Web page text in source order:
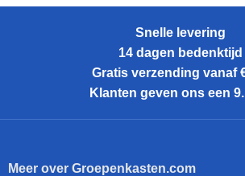
Snelle levering
14 dagen bedenktijd
Gratis verzending vanaf
Klanten geven ons een
Meer over Groepenkasten.com